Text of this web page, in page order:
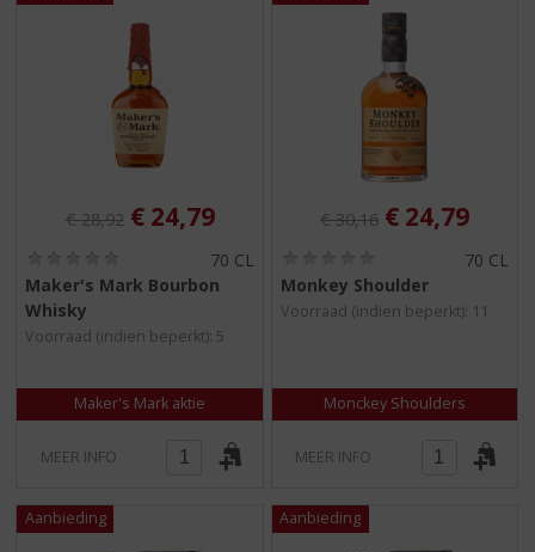
Originele prijs was:
€28,92 , Huidige prijs is:
€ 24,79
,
/
70 CL
Maker's Mark Bourbon
Whisky
Voorraad (indien beperkt): 5
Maker's Mark aktie
MEER INFO
Originele prijs was:
€30,16 , Huidige
€ 24,79
0
,
0
70 CL
Monkey Shoulder
Voorraad (indien beperkt): 11
Monckey Shoulders
MEER INFO